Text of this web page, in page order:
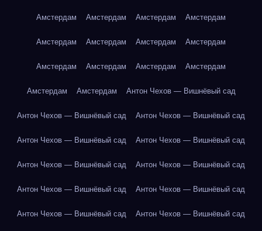
Амстердам Амстердам Амстердам Амстердам
Амстердам Амстердам Амстердам Амстердам
Амстердам Амстердам Амстердам Амстердам
Амстердам Амстердам Антон Чехов — Вишнёвый сад
Антон Чехов — Вишнёвый сад Антон Чехов — Вишнёвый сад
Антон Чехов — Вишнёвый сад Антон Чехов — Вишнёвый сад
Антон Чехов — Вишнёвый сад Антон Чехов — Вишнёвый сад
Антон Чехов — Вишнёвый сад Антон Чехов — Вишнёвый сад
Антон Чехов — Вишнёвый сад Антон Чехов — Вишнёвый сад